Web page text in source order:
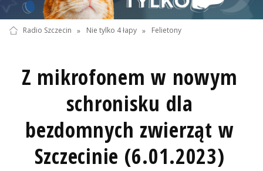
Radio Szczecin » Nie tylko 4 łapy » Felietony
Z mikrofonem w nowym
schronisku dla
bezdomnych zwierząt w
Szczecinie (6.01.2023)